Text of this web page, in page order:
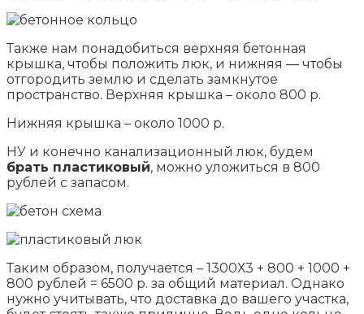
Также нам понадобиться верхняя бетонная
крышка, чтобы положить люк, и нижняя — чтобы
отгородить землю и сделать замкнутое
пространство. Верхняя крышка – около 800 р.
Нижняя крышка – около 1000 р.
НУ и конечно канализационный люк, будем
брать пластиковый, можно уложиться в 800
рублей с запасом.
Таким образом, получается – 1300Х3 + 800 + 1000 +
800 рублей = 6500 р. за общий материал. Однако
нужно учитывать, что доставка до вашего участка,